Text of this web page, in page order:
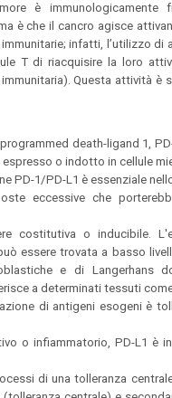
è
è che il cancro agisce
infatti, l’utilizzo
T di riacquisire la loro
Questa attività
death-ligand 1,
o indotto in cellule
PD-1/PD-L1 è essenziale
eccessive che
costitutiva o inducibile.
essere trovata a basso
e di Langerhans
a determinati tessuti
di antigeni esogeni è
o infiammatorio, PD-L1 è
di una tolleranza